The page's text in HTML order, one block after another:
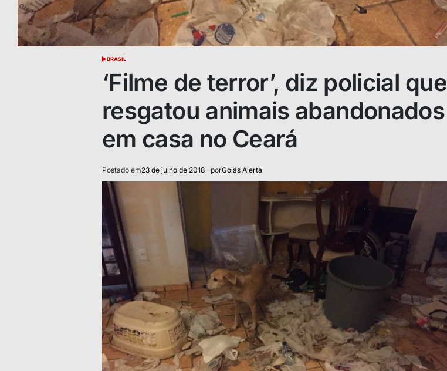
POSTED
BRASIL
‘Filme de terror’, diz policial que
resgatou animais abandonados
em casa no Ceará
Postado em23 de julho de 2018 porGoiás Alerta